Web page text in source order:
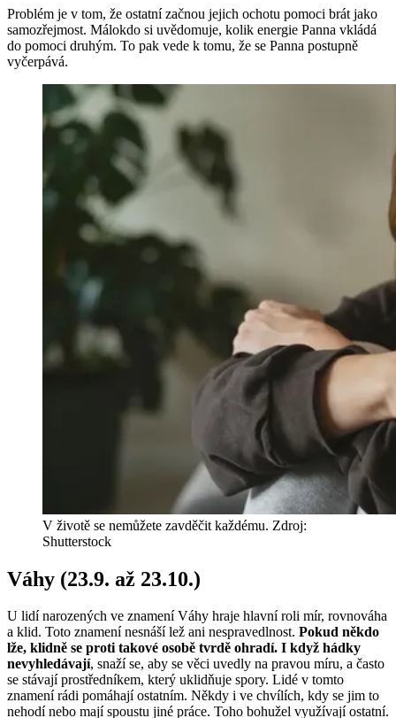
Problém je v tom, že ostatní začnou jejich ochotu pomoci brát jako
samozřejmost. Málokdo si uvědomuje, kolik energie Panna vkládá
do pomoci druhým. To pak vede k tomu, že se Panna postupně
vyčerpává.
V životě se nemůžete zavděčit každému. Zdroj:
Shutterstock
Váhy (23.9. až 23.10.)
U lidí narozených ve znamení Váhy hraje hlavní roli mír, rovnováha
a klid. Toto znamení nesnáší lež ani nespravedlnost. Pokud někdo
lže, klidně se proti takové osobě tvrdě ohradí. I když hádky
nevyhledávají, snaží se, aby se věci uvedly na pravou míru, a často
se stávají prostředníkem, který uklidňuje spory. Lidé v tomto
znamení rádi pomáhají ostatním. Někdy i ve chvílích, kdy se jim to
nehodí nebo mají spoustu jiné práce. Toho bohužel využívají ostatní.